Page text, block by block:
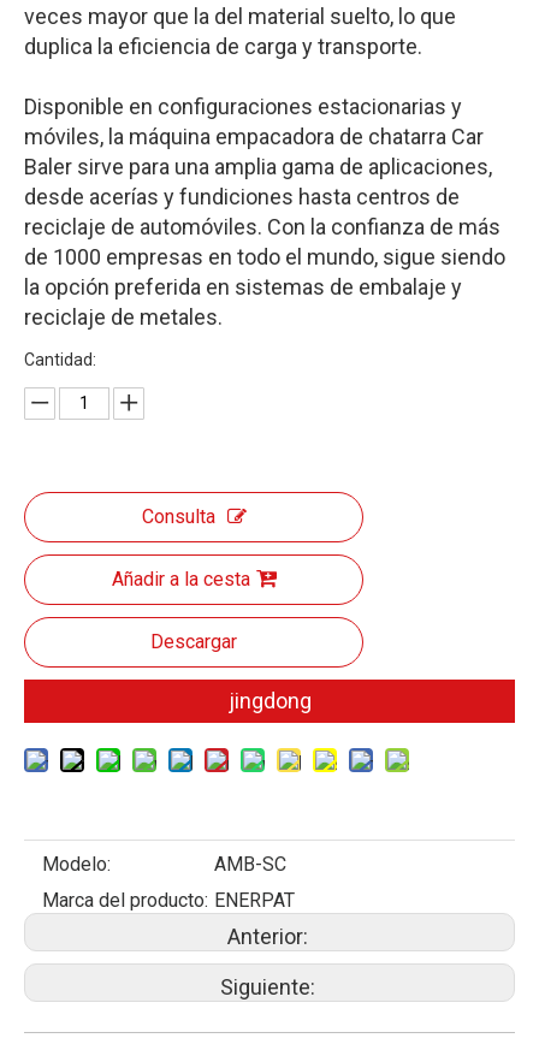
veces mayor que la del material suelto, lo que
duplica la eficiencia de carga y transporte.
Disponible en configuraciones estacionarias y
móviles, la máquina empacadora de chatarra Car
Baler sirve para una amplia gama de aplicaciones,
desde acerías y fundiciones hasta centros de
reciclaje de automóviles. Con la confianza de más
de 1000 empresas en todo el mundo, sigue siendo
la opción preferida en sistemas de embalaje y
reciclaje de metales.
Cantidad:
Consulta
Añadir a la cesta
Descargar
jingdong
Modelo:
AMB-SC
Marca del producto: ENERPAT
Anterior:
Siguiente: